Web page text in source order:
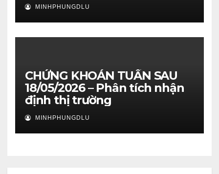
MINHPHUNGDLU
CHỨNG KHOÁN TUẦN SAU
18/05/2026 – Phân tích nhận
định thị trường
MINHPHUNGDLU